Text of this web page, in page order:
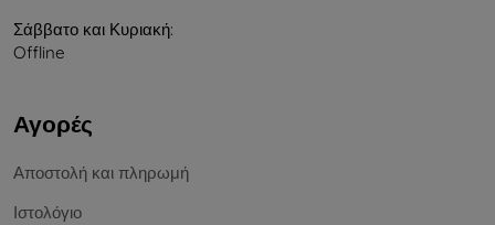
Σάββατο και Κυριακή:
Offline
Αγορές
Αποστολή και πληρωμή
Ιστολόγιο